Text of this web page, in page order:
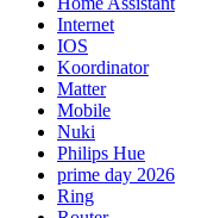
Internet
IOS
Koordinator
Matter
Mobile
Nuki
Philips Hue
prime day 2026
Ring